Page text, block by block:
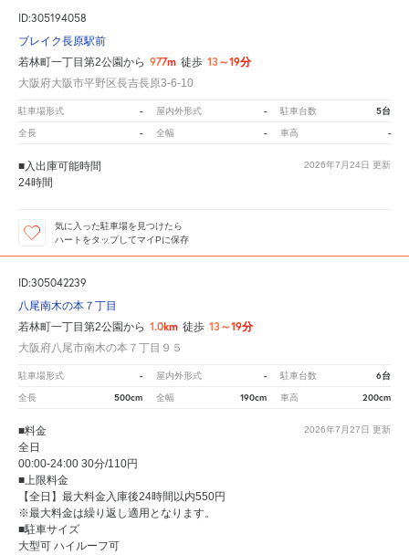
ID:305194058
ブレイク長原駅前
若林町一丁目第2公園から 977m 徒歩 13～19分
大阪府大阪市平野区長吉長原3-6-10
駐車場形式 - 屋内外形式 - 駐車台数 5台
全長 - 全幅 - 車高 -
2026年7月24日 更新
■入出庫可能時間
24時間
気に入った駐車場を見つけたら
ハートをタップしてマイPに保存
ID:305042239
八尾南木の本７丁目
若林町一丁目第2公園から 1.0km 徒歩 13～19分
大阪府八尾市南木の本７丁目９５
駐車場形式 - 屋内外形式 - 駐車台数 6台
全長 500cm 全幅 190cm 車高 200cm
2026年7月27日 更新
■料金
全日
00:00-24:00 30分/110円
■上限料金
【全日】最大料金入庫後24時間以内550円
※最大料金は繰り返し適用となります。
■駐車サイズ
大型可 ハイルーフ可